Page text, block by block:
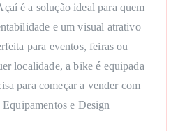
é a solução ideal para quem
e um visual atrativo
para eventos, feiras ou
localidade, a bike é equipada
para começar a vender com
e Design